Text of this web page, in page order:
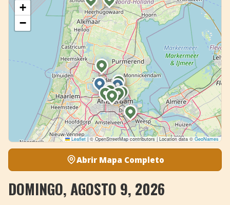
+
−
Leaflet |© OpenStreetMap contributors | Location data ©GeoNames
Abrir Mapa Completo
DOMINGO, AGOSTO 9, 2026